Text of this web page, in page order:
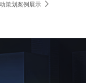
策划案例展示 